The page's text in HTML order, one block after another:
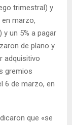
trimestral) y
marzo,
y un 5% a pagar
de plano y
adquisitivo
gremios
6 de marzo, en
que «se